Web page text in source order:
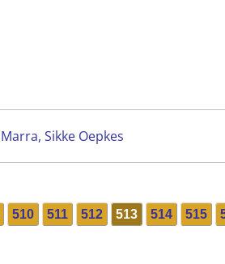
Marra, Sikke Oepkes
510 511 512 513 514 515